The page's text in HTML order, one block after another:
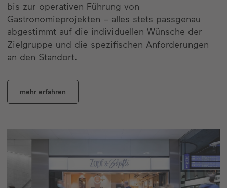
bis zur operativen Führung von
Gastronomieprojekten – alles stets passgenau
abgestimmt auf die individuellen Wünsche der
Zielgruppe und die spezifischen Anforderungen
an den Standort.
mehr erfahren